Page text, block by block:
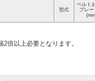
型式
ベルト
プレ
倍以上必要となります。